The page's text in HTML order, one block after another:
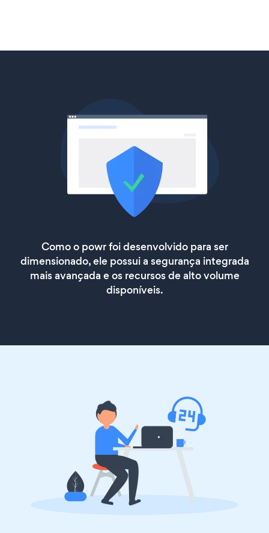
Como o powr foi desenvolvido para ser
dimensionado, ele possui a segurança integrada
mais avançada e os recursos de alto volume
disponíveis.